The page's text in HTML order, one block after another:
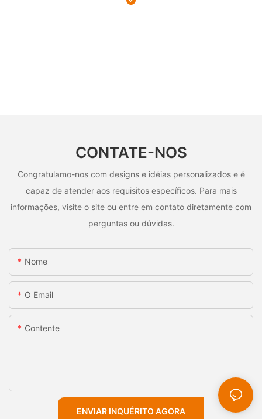
CONTATE-NOS
Congratulamo-nos com designs e idéias personalizados e é
capaz de atender aos requisitos específicos. Para mais
informações, visite o site ou entre em contato diretamente com
perguntas ou dúvidas.
Nome
O Email
Contente
ENVIAR INQUÉRITO AGORA